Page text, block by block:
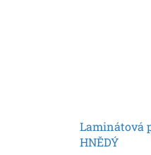
Laminátová
HNĚDÝ